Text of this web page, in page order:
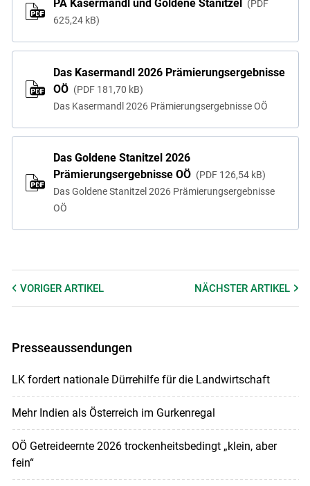
PA Kasermandl und Goldene Stanitzel
PDF
625,24 kB
Das Kasermandl 2026 Prämierungsergebnisse
OÖ
PDF 181,70 kB
Das Kasermandl 2026 Prämierungsergebnisse OÖ
Das Goldene Stanitzel 2026
Prämierungsergebnisse OÖ
PDF 126,54 kB
Das Goldene Stanitzel 2026 Prämierungsergebnisse
OÖ
VORIGER ARTIKEL NÄCHSTERARTIKEL
Presseaussendungen
LK fordert nationale Dürrehilfe für die Landwirtschaft
Mehr Indien als Österreich im Gurkenregal
OÖ Getreideernte 2026 trockenheitsbedingt „klein, aber
fein“